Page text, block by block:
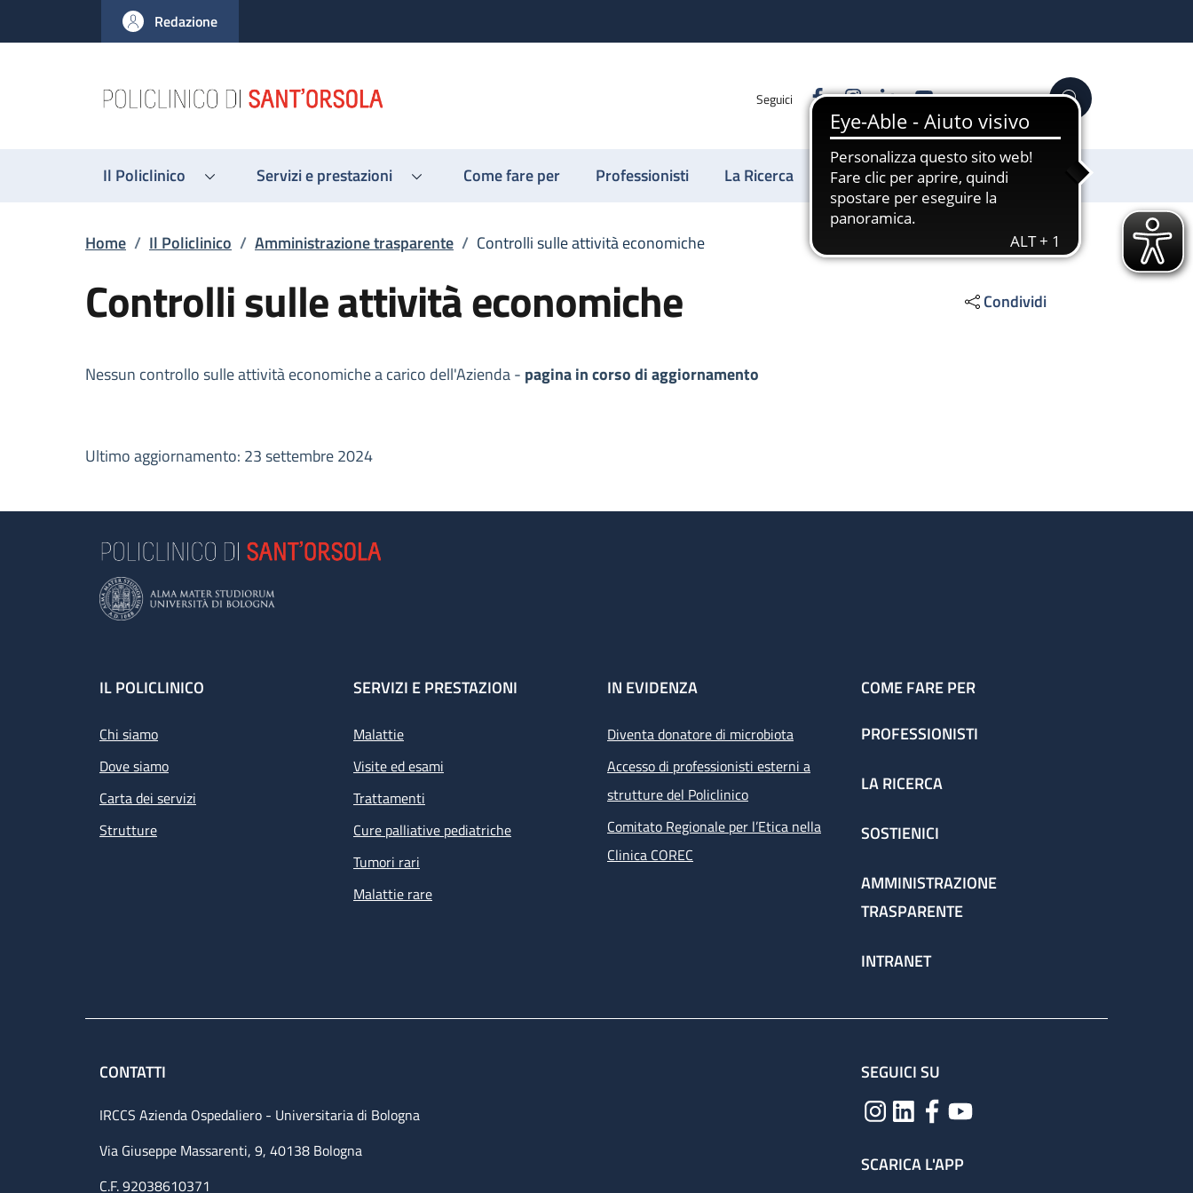
al contenuto principale
to footer content
Redazione
Seguici FacebookInstagram
LinkedinYouTube Cerca
Il Policlinico Servizi e prestazioni Come fare per Professionisti La Ricerca Sostienici
Briciole di pane
Home / Il Policlinico / Amministrazione trasparente / Controlli sulle attività economiche
Controlli sulle attività economiche Condividi
Descrizione
Nessun controllo sulle attività economiche a carico dell'Azienda - pagina in corso di aggiornamento
Ultimo aggiornamento: 23 settembre 2024
Footer
IL POLICLINICO
Chi siamo
Dove siamo
Carta dei servizi
Strutture
SERVIZI E PRESTAZIONI
Malattie
Visite ed esami
Trattamenti
Cure palliative pediatriche
Tumori rari
Malattie rare
IN EVIDENZA
Diventa donatore di microbiota
Accesso di professionisti esterni a
strutture del Policlinico
Comitato Regionale per l’Etica nella
Clinica COREC
COME FARE PER
PROFESSIONISTI
LA RICERCA
SOSTIENICI
AMMINISTRAZIONE
TRASPARENTE
INTRANET
CONTATTI
IRCCS Azienda Ospedaliero - Universitaria di Bologna
Via Giuseppe Massarenti, 9, 40138 Bologna
C.F. 92038610371
SEGUICI SU
SCARICA L'APP